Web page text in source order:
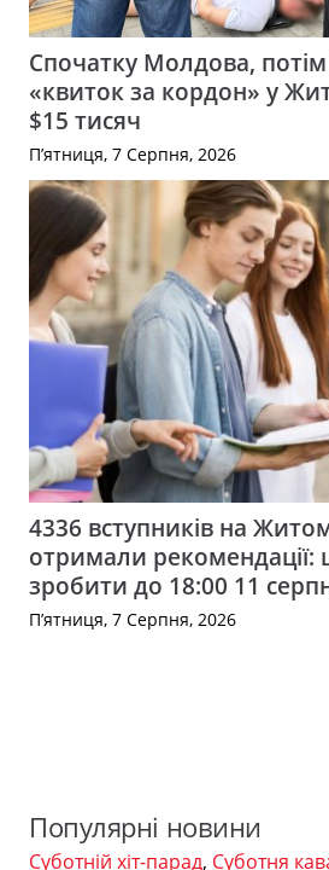
Спочатку Молдова,
«квиток за кордон» у
$15 тисяч
П’ятниця, 7 Серпня, 2026
4336 вступників на
отримали рекомендації:
зробити до 18:00 11
П’ятниця, 7 Серпня, 2026
Популярні новини
Суботній хіт-парад, Суботня